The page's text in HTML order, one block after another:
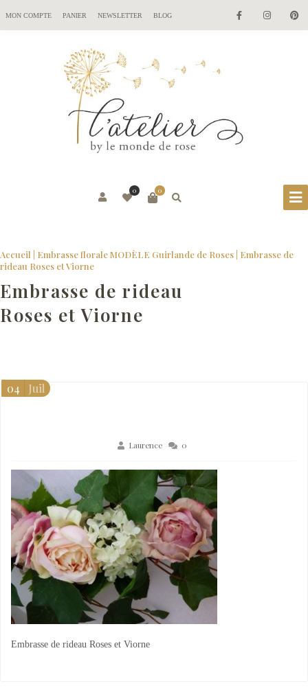
MON COMPTE PANIER NEWSLETTER BLOG
0
0
Accueil Embrasse florale MODÈLE Guirlande de Roses Embrasse de
rideau Roses et Viorne
Embrasse de rideau
Roses et Viorne
Laurence 0
04 Juil
Embrasse de rideau Roses et Viorne